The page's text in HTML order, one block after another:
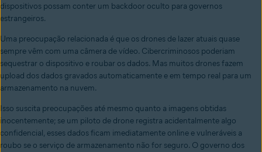
dispositivos possam conter um backdoor oculto para governos
estrangeiros.
Uma preocupação relacionada é que os drones de lazer atuais quase
sempre vêm com uma câmera de vídeo. Cibercriminosos poderiam
sequestrar o dispositivo e roubar os dados. Mas muitos drones fazem
upload dos dados gravados automaticamente e em tempo real para um
armazenamento na nuvem.
Isso suscita preocupações até mesmo quanto a imagens obtidas
inocentemente; se um piloto de drone registra acidentalmente algo
confidencial, esses dados ficam imediatamente online e vulneráveis a
roubo se o serviço de armazenamento não for seguro. O governo dos